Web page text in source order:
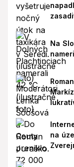
Na
na